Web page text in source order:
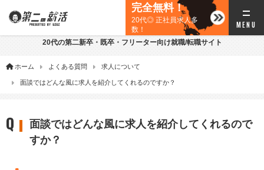
完全無料！
20代◎ 正社員求人多
数！
20代の第二新卒・既卒・フリーター向け就職/転職サイト
ホーム よくある質問 求人について
面談ではどんな風に求人を紹介してくれるのですか？
面談ではどんな風に求人を紹介してくれるので
すか？